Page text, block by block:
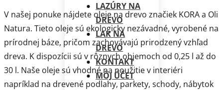
LAZÚRY NA
DREVO
LAK NA
DREVO
KONTAKT
MÔJ ÚČET
V našej ponuke nájdete oleje na drevo značiek KORA a Oli
Natura. Tieto oleje sú ekologicky nezávadné, vyrobené na
prírodnej báze, pričom zachovávajú prirodzený vzhľad
dreva. K dispozícii sú v rôznych objemoch od 0,25 l až do
30 l. Naše oleje sú vhodné na použitie v interiéri
napríklad na drevené podlahy, parkety, schody, nábytok